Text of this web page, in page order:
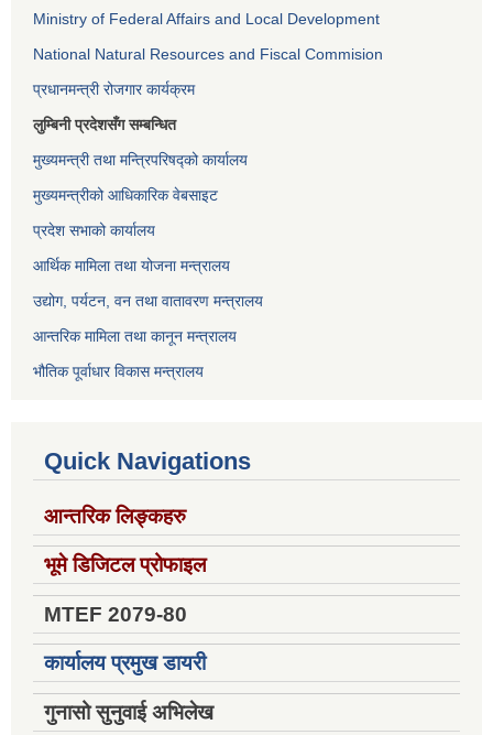
Ministry of Federal Affairs and Local Development
National Natural Resources and Fiscal Commision
प्रधानमन्त्री रोजगार कार्यक्रम
लुम्बिनी प्रदेशसँग सम्बन्धित
मुख्यमन्त्री तथा मन्त्रिपरिषद्को कार्यालय
मुख्यमन्त्रीको आधिकारिक वेबसाइट
प्रदेश सभाको कार्यालय
आर्थिक मामिला तथा योजना मन्त्रालय
उद्योग, पर्यटन, वन तथा वातावरण मन्त्रालय
आन्तरिक मामिला तथा कानून मन्त्रालय
भौतिक पूर्वाधार विकास मन्त्रालय
Quick Navigations
आन्तरिक लिङ्कहरु
भूमे डिजिटल प्रोफाइल
MTEF 2079-80
कार्यालय प्रमुख डायरी
गुनासो सुनुवाई अभिलेख